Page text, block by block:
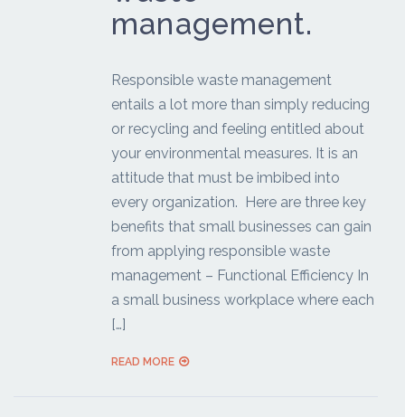
management.
Responsible waste management
entails a lot more than simply reducing
or recycling and feeling entitled about
your environmental measures. It is an
attitude that must be imbibed into
every organization. Here are three key
benefits that small businesses can gain
from applying responsible waste
management – Functional Efficiency In
a small business workplace where each
[…]
READ MORE